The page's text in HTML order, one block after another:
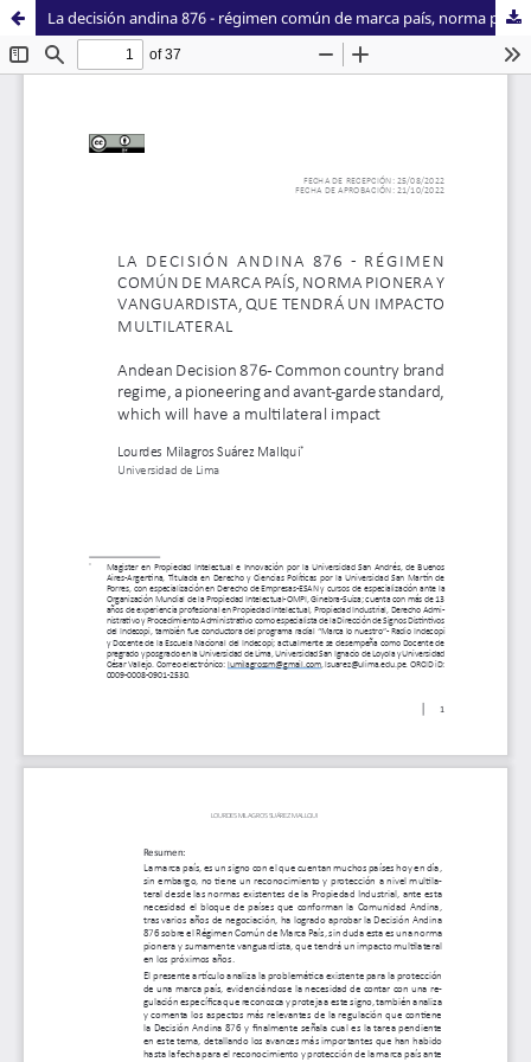
La decisión andina 876 - régimen común de marca país, norma pionera y vanguardista, que tendrá un impacto multilateral